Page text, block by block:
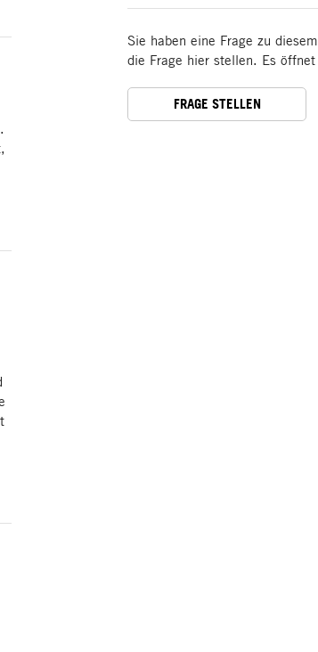
Sie haben eine Frage zu
die Frage hier stellen. Es
FRAGE STELLEN